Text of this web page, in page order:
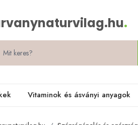
.
Vitaminok és ásványi anyagok